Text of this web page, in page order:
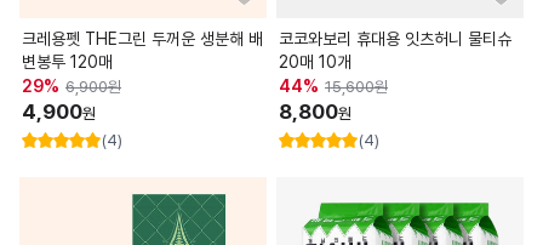
크레용펫 THE그린 두꺼운 생분해 배
변봉투 120매
29% 6,900원
4,900원
(4)
코코와보리 휴대용 잇츠허니 물티슈
20매 10개
44% 15,600원
8,800원
(4)